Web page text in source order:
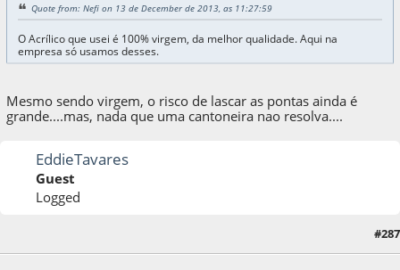
Quote from: Nefi on 13 de December de 2013, as 11:27:59
O Acrílico que usei é 100% virgem, da melhor qualidade. Aqui na
empresa só usamos desses.
Mesmo sendo virgem, o risco de lascar as pontas ainda é
grande....mas, nada que uma cantoneira nao resolva....
EddieTavares
Guest
Logged
#287